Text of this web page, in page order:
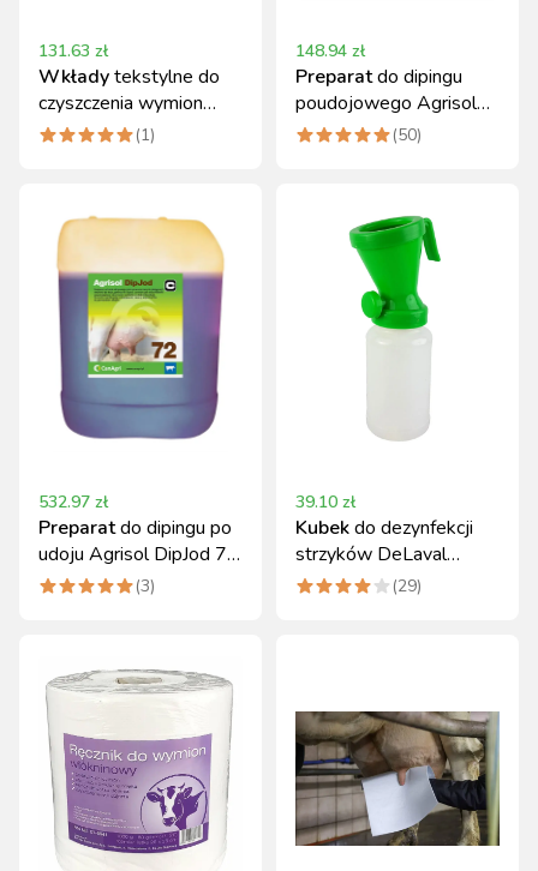
131.63 zł
Wkładytekstylne do
czyszczenia wymion
Kerbl Uddero Clean
(1)
148.94 zł
Preparatdo dipingu
poudojowego Agrisol
DipJod 72 5 kg
(50)
532.97 zł
Preparatdo dipingu po
udoju Agrisol DipJod 72
Jodowy 20 kg
(3)
39.10 zł
Kubekdo dezynfekcji
strzyków DeLaval
pianowy zielony 300 ml
(29)